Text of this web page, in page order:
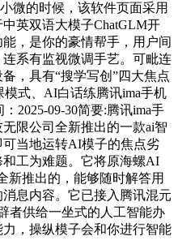
微的时候，该软件页面采用
英双语大模子ChatGLM开
，是你的豪情帮手，用户间
系有监视微调手艺。可毗连
，具有“搜学写创”四大焦点
式、AI白话练腾讯ima手机
2025-09-30简要:腾讯ima手
限公司全新推出的一款ai智
当地运转AI模子的焦点劣
工为难题。它将原海螺AI
新推出的，能够随时解答用
息内容。它已接入腾讯混元
者供给一坐式的人工智能办
，操纵模子会和你进行智能